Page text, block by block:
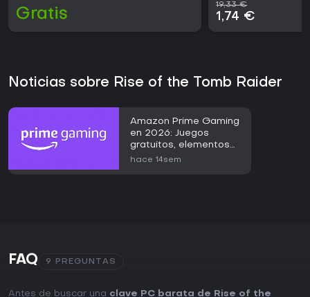
Gratis
19,33 €
1,74 €
Noticias sobre Rise of the Tomb Raider
Amazon Prime Gaming
en 2026: Juegos
gratuitos, elementos
en el juego y guía de
hace 14sem
FAQ 9 PREGUNTAS
Antes de buscar una clave PC barata de Rise of the